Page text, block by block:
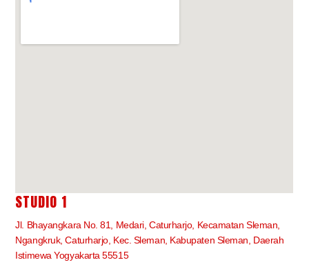
STUDIO 1
Jl. Bhayangkara No. 81, Medari, Caturharjo, Kecamatan Sleman,
Ngangkruk, Caturharjo, Kec. Sleman, Kabupaten Sleman, Daerah
Istimewa Yogyakarta 55515